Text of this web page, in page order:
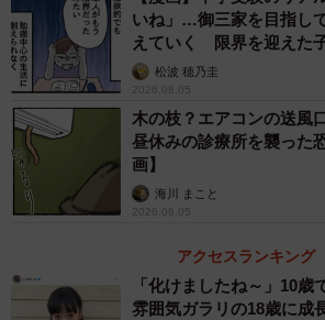
いね」…御三家を目指し
えていく 限界を迎えた
松波 穂乃圭
2026.08.05
木の枝？エアコンの送風
昼休みの診療所を襲った
画】
海川 まこと
2026.08.05
アクセスランキング
「化けましたね～」10
雰囲気ガラリの18歳に